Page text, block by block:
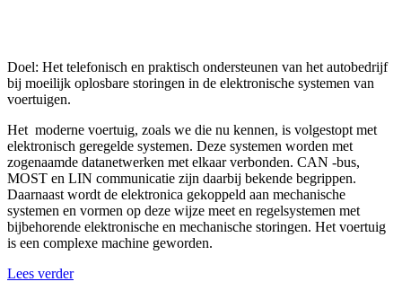
Doel: Het telefonisch en praktisch ondersteunen van het autobedrijf
bij moeilijk oplosbare storingen in de elektronische systemen van
voertuigen.
Het moderne voertuig, zoals we die nu kennen, is volgestopt met
elektronisch geregelde systemen. Deze systemen worden met
zogenaamde datanetwerken met elkaar verbonden. CAN -bus,
MOST en LIN communicatie zijn daarbij bekende begrippen.
Daarnaast wordt de elektronica gekoppeld aan mechanische
systemen en vormen op deze wijze meet en regelsystemen met
bijbehorende elektronische en mechanische storingen. Het voertuig
is een complexe machine geworden.
Lees verder